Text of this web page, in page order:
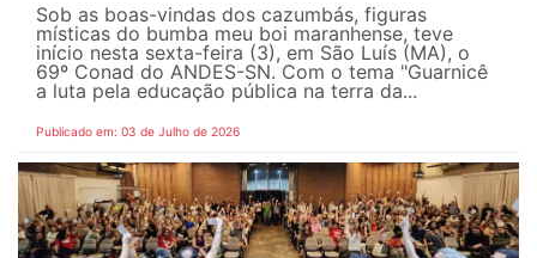
Sob as boas-vindas dos cazumbás, figuras
místicas do bumba meu boi maranhense, teve
início nesta sexta-feira (3), em São Luís (MA), o
69º Conad do ANDES-SN. Com o tema "Guarnicê
a luta pela educação pública na terra da...
Publicado em: 03 de Julho de 2026